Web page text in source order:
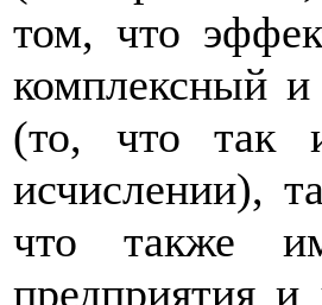
том, что
комплексный
(то, что так
исчислении),
что также
предприятия и